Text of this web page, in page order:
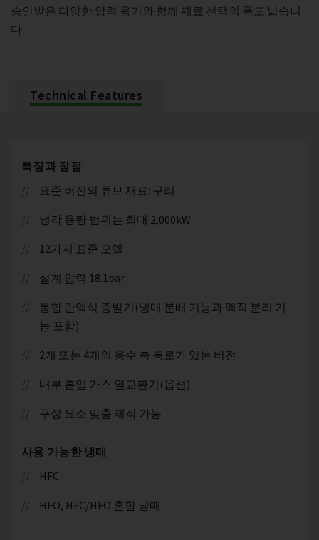
승인받은 다양한 압력 용기와 함께 재료 선택의 폭도 넓습니
다.
Technical Features
특징과 장점
표준 버전의 튜브 재료: 구리
냉각 용량 범위는 최대 2,000kW
12가지 표준 모델
설계 압력 18.1bar
통합 만액식 증발기(냉매 분배 기능과 액적 분리 기
능 포함)
2개 또는 4개의 용수 측 통로가 있는 버전
내부 흡입 가스 열교환기(옵션)
구성 요소 맞춤 제작 가능
사용 가능한 냉매
HFC
HFO, HFC/HFO 혼합 냉매